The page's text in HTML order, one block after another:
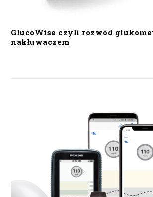
GlucoWise czyli rozwód
nakłuwaczem